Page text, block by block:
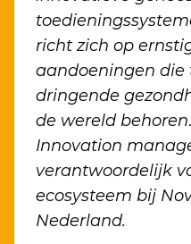
richt zich op
aandoeningen die
dringende
de wereld behoren.
Innovation
verantwoordelijk
ecosysteem bij
Nederland.